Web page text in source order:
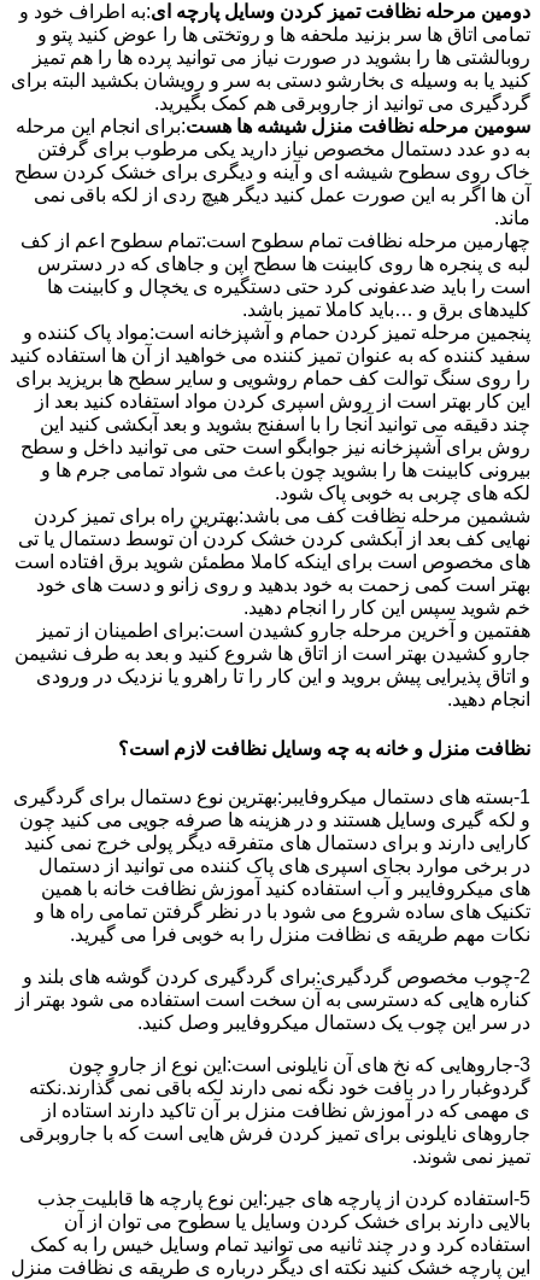
دومین مرحله نظافت تمیز کردن وسایل پارچه ای:به اطراف خود و
تمامی اتاق ها سر بزنید ملحفه ها و روتختی ها را عوض کنید پتو و
روبالشتی ها را بشوید در صورت نیاز می توانید پرده ها را هم تمیز
کنید یا به وسیله ی بخارشو دستی به سر و رویشان بکشید البته برای
گردگیری می توانید از جاروبرقی هم کمک بگیرید.
سومین مرحله نظافت منزل شیشه ها هست:برای انجام این مرحله
به دو عدد دستمال مخصوص نیاز دارید یکی مرطوب برای گرفتن
خاک روی سطوح شیشه ای و آینه و دیگری برای خشک کردن سطح
آن ها اگر به این صورت عمل کنید دیگر هیچ ردی از لکه باقی نمی
ماند.
چهارمین مرحله نظافت تمام سطوح است:تمام سطوح اعم از کف
لبه ی پنجره ها روی کابینت ها سطح اپن و جاهای که در دسترس
است را باید ضدعفونی کرد حتی دستگیره ی یخچال و کابینت ها
کلیدهای برق و …باید کاملا تمیز باشد.
پنجمین مرحله تمیز کردن حمام و آشپزخانه است:مواد پاک کننده و
سفید کننده که به عنوان تمیز کننده می خواهید از آن ها استفاده کنید
را روی سنگ توالت کف حمام روشویی و سایر سطح ها بریزید برای
این کار بهتر است از روش اسپری کردن مواد استفاده کنید بعد از
چند دقیقه می توانید آنجا را با اسفنج بشوید و بعد آبکشی کنید این
روش برای آشپزخانه نیز جوابگو است حتی می توانید داخل و سطح
بیرونی کابینت ها را بشوید چون باعث می شواد تمامی جرم ها و
لکه های چربی به خوبی پاک شود.
ششمین مرحله نظافت کف می باشد:بهترین راه برای تمیز کردن
نهایی کف بعد از آبکشی کردن خشک کردن آن توسط دستمال یا تی
های مخصوص است برای اینکه کاملا مطمئن شوید برق افتاده است
بهتر است کمی زحمت به خود بدهید و روی زانو و دست های خود
خم شوید سپس این کار را انجام دهید.
هفتمین و آخرین مرحله جارو کشیدن است:برای اطمینان از تمیز
جارو کشیدن بهتر است از اتاق ها شروع کنید و بعد به طرف نشیمن
و اتاق پذیرایی پیش بروید و این کار را تا راهرو یا نزدیک در ورودی
انجام دهید.
نظافت منزل و خانه به چه وسایل نظافت لازم است؟
1-بسته های دستمال میکروفایبر:بهترین نوع دستمال برای گردگیری
و لکه گیری وسایل هستند و در هزینه ها صرفه جویی می کنید چون
کارایی دارند و برای دستمال های متفرقه دیگر پولی خرج نمی کنید
در برخی موارد بجای اسپری های پاک کننده می توانید از دستمال
های میکروفایبر و آب استفاده کنید آموزش نظافت خانه با همین
تکنیک های ساده شروع می شود با در نظر گرفتن تمامی راه ها و
نکات مهم طریقه ی نظافت منزل را به خوبی فرا می گیرید.
2-چوب مخصوص گردگیری:برای گردگیری کردن گوشه های بلند و
کناره هایی که دسترسی به آن سخت است استفاده می شود بهتر از
در سر این چوب یک دستمال میکروفایبر وصل کنید.
3-جاروهایی که نخ های آن نایلونی است:این نوع از جارو چون
گردوغبار را در بافت خود نگه نمی دارند لکه باقی نمی گذارند.نکته
ی مهمی که در آموزش نظافت منزل بر آن تاکید دارند استاده از
جاروهای نایلونی برای تمیز کردن فرش هایی است که با جاروبرقی
تمیز نمی شوند.
5-استفاده کردن از پارچه های جیر:این نوع پارچه ها قابلیت جذب
بالایی دارند برای خشک کردن وسایل یا سطوح می توان از آن
استفاده کرد و در چند ثانیه می توانید تمام وسایل خیس را به کمک
این پارچه خشک کنید نکته ای دیگر درباره ی طریقه ی نظافت منزل